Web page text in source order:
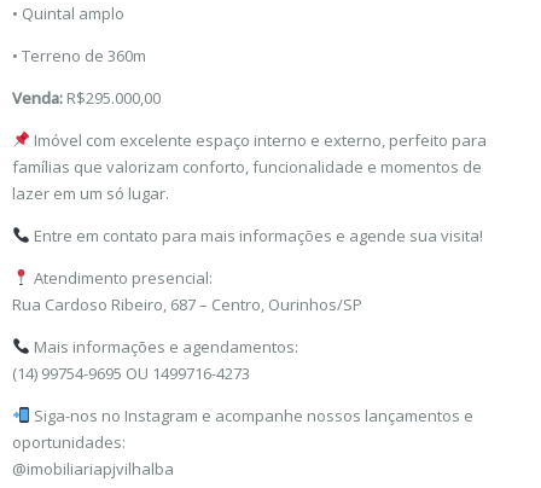
• Quintal amplo
• Terreno de 360m
Venda: R$295.000,00
Imóvel com excelente espaço interno e externo, perfeito para
famílias que valorizam conforto, funcionalidade e momentos de
lazer em um só lugar.
Entre em contato para mais informações e agende sua visita!
Atendimento presencial:
Rua Cardoso Ribeiro, 687 – Centro, Ourinhos/SP
Mais informações e agendamentos:
(14) 99754-9695 OU 1499716-4273
Siga-nos no Instagram e acompanhe nossos lançamentos e
oportunidades:
@imobiliariapjvilhalba